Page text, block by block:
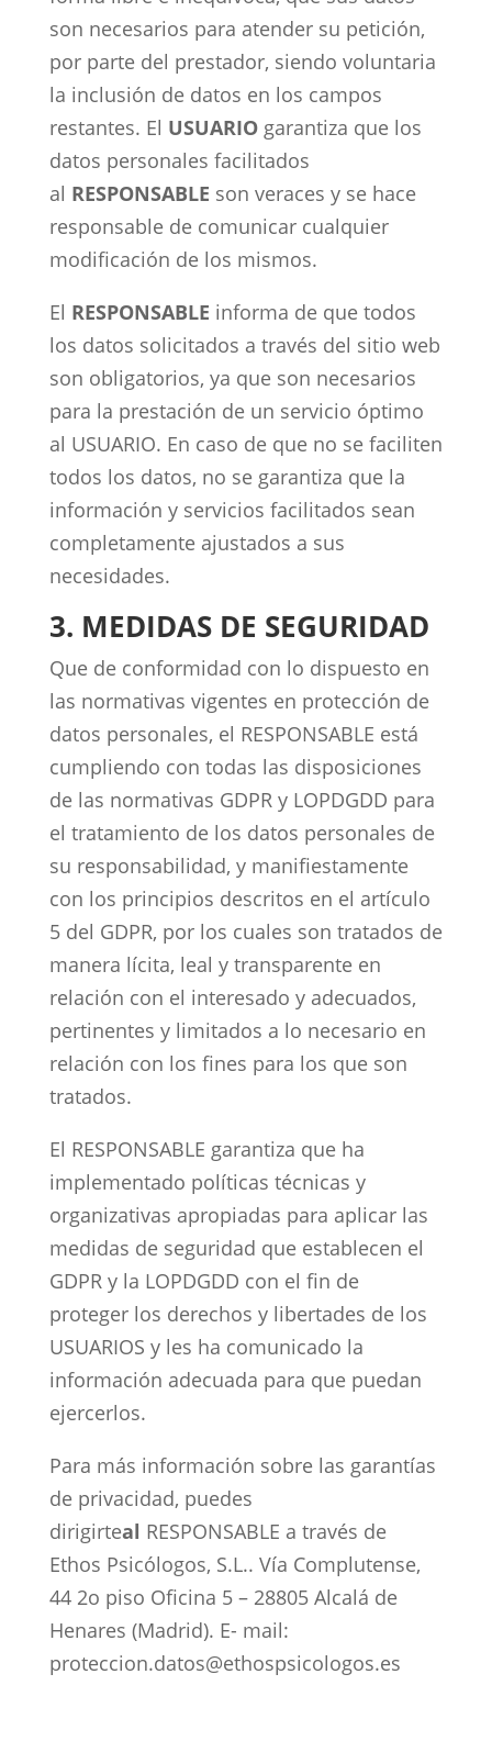
son necesarios para atender su petición,
por parte del prestador, siendo voluntaria
la inclusión de datos en los campos
restantes. El USUARIOgarantiza que los
datos personales facilitados
al RESPONSABLE son veraces y se hace
responsable de comunicar cualquier
modificación de los mismos.
El RESPONSABLE informa de que todos
los datos solicitados a través del sitio web
son obligatorios, ya que son necesarios
para la prestación de un servicio óptimo
al USUARIO. En caso de que no se faciliten
todos los datos, no se garantiza que la
información y servicios facilitados sean
completamente ajustados a sus
necesidades.
3. MEDIDAS DE SEGURIDAD
Que de conformidad con lo dispuesto en
las normativas vigentes en protección de
datos personales, el RESPONSABLE está
cumpliendo con todas las disposiciones
de las normativas GDPR y LOPDGDD para
el tratamiento de los datos personales de
su responsabilidad, y manifiestamente
con los principios descritos en el artículo
5 del GDPR, por los cuales son tratados de
manera lícita, leal y transparente en
relación con el interesado y adecuados,
pertinentes y limitados a lo necesario en
relación con los fines para los que son
tratados.
El RESPONSABLE garantiza que ha
implementado políticas técnicas y
organizativas apropiadas para aplicar las
medidas de seguridad que establecen el
GDPR y la LOPDGDD con el fin de
proteger los derechos y libertades de los
USUARIOS y les ha comunicado la
información adecuada para que puedan
ejercerlos.
Para más información sobre las garantías
de privacidad, puedes
dirigirteal RESPONSABLE a través de
Ethos Psicólogos, S.L.. Vía Complutense,
44 2o piso Oficina 5 – 28805 Alcalá de
Henares (Madrid). E- mail:
proteccion.datos@ethospsicologos.es